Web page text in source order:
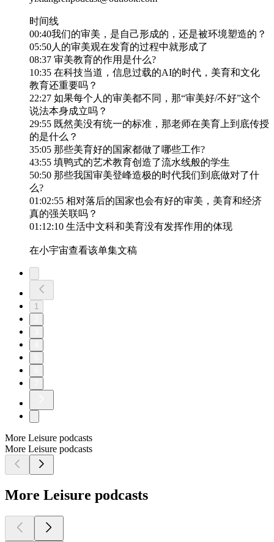
时间线
00:40我们的审美，是自己形成的，还是被环境塑造的？
05:50人的审美观在发育的过程中就形成了
08:37 审美教育的作用是什么?
10:35 在科技当道，信息过载的AI的时代，美育和文化
教育还重要吗？
22:27 如果每个人的审美都不同，那“审美好/不好”这个
说法本身成立吗？
29:55 既然美没有统一的标准，那老师在美育上到底传授
的是什么？
35:05 那些美育好的国家都做了哪些工作?
43:55 填鸭式的艺术教育创造了流水线般的学生
50:50 那些我国审美登峰造极的时代我们到底做对了什
么?
01:02:55 相对落后的国家也会有好的审美，美育和经济
真的强关联吗？
01:12:10 生活中文科和美育没有发挥作用的体现
在小宇宙查看该单集文稿
1
More Leisure podcasts
More Leisure podcasts
More Leisure podcasts